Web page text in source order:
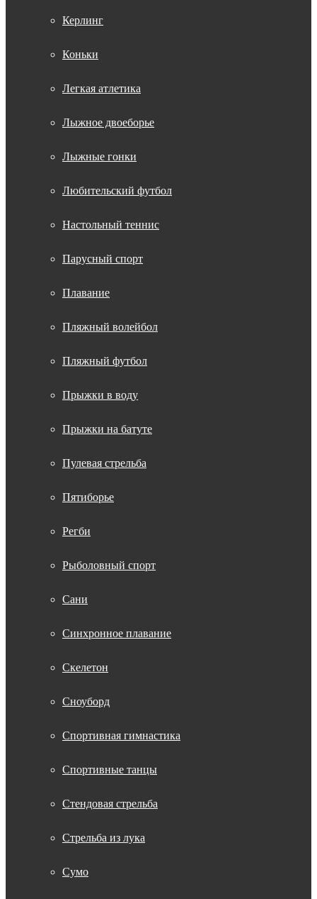
Керлинг
Коньки
Легкая атлетика
Лыжное двоеборье
Лыжные гонки
Любительский футбол
Настольный теннис
Парусный спорт
Плавание
Пляжный волейбол
Пляжный футбол
Прыжки в воду
Прыжки на батуте
Пулевая стрельба
Пятиборье
Регби
Рыболовный спорт
Сани
Синхронное плавание
Скелетон
Сноуборд
Спортивная гимнастика
Спортивные танцы
Стендовая стрельба
Стрельба из лука
Сумо